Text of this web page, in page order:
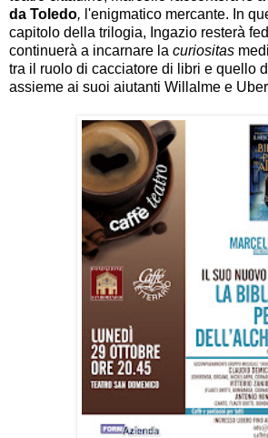
da Toledo, l'enigmatico mercante. In
capitolo della trilogia, Ingazio resterà
continuerà a incarnare la curiositas
tra il ruolo di cacciatore di libri e quello
assieme ai suoi aiutanti Willalme e